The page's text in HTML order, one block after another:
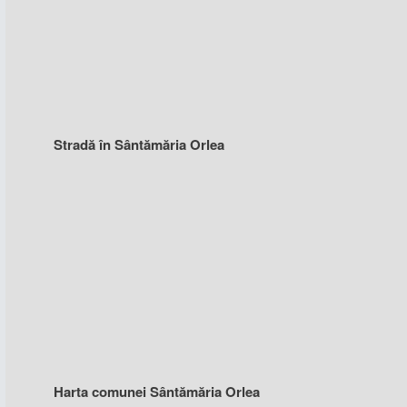
Stradă în Sântămăria Orlea
Harta comunei Sântămăria Orlea